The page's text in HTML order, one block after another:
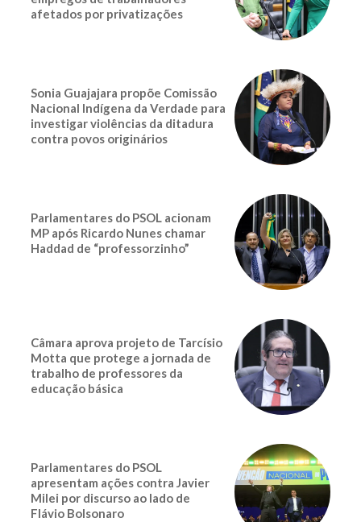
afetados por privatizações
Sonia Guajajara propõe Comissão
Nacional Indígena da Verdade para
investigar violências da ditadura
contra povos originários
Parlamentares do PSOL acionam
MP após Ricardo Nunes chamar
Haddad de “professorzinho”
Câmara aprova projeto de Tarcísio
Motta que protege a jornada de
trabalho de professores da
educação básica
Parlamentares do PSOL
apresentam ações contra Javier
Milei por discurso ao lado de
Flávio Bolsonaro